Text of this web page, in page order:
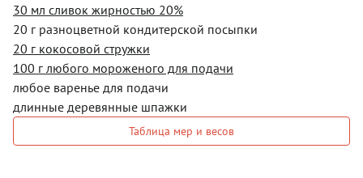
30 мл сливок жирностью 20%
20 г разноцветной кондитерской посыпки
20 г кокосовой стружки
100 г любого мороженого для подачи
любое варенье для подачи
длинные деревянные шпажки
Таблица мер и весов